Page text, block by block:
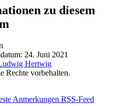
zu diesem
24. Juni 2021
Hertwig
Rechte vorbehalten.
Anmerkungen RSS-Feed